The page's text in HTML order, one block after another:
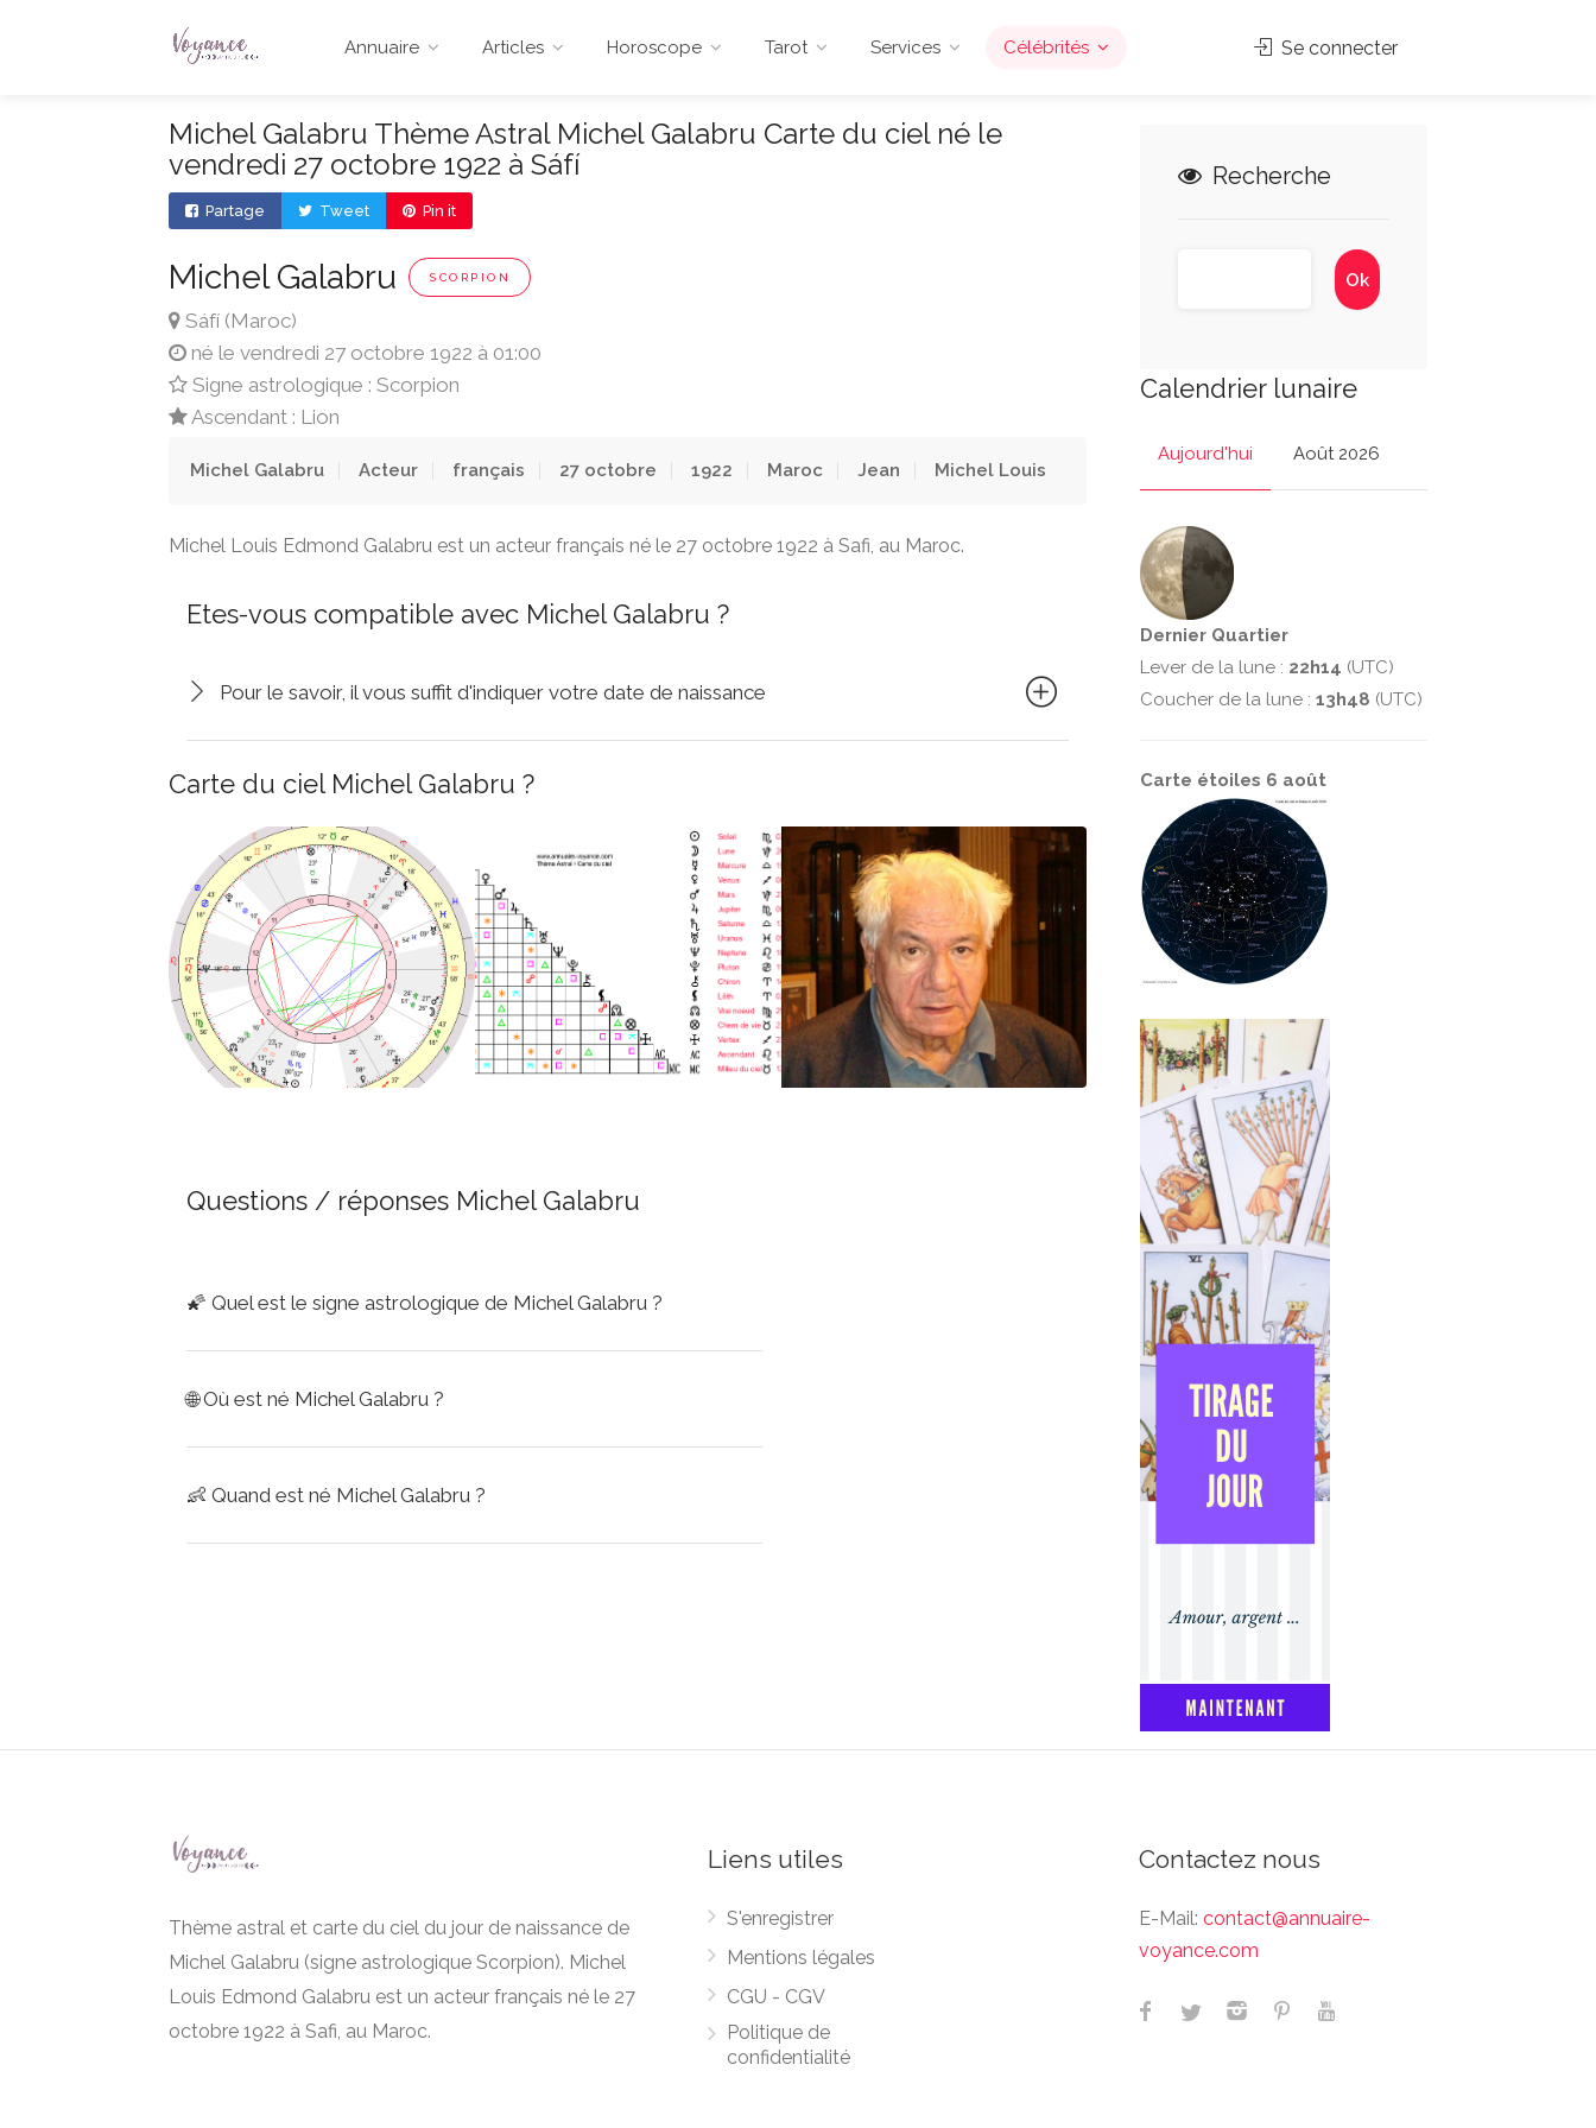
Annuaire Articles Horoscope Tarot Services Célébrités Se connecter
Michel Galabru Thème Astral Michel Galabru Carte du ciel né le
vendredi 27 octobre 1922 à Sáfí
Partage Tweet Pin it
Michel Galabru SCORPION
Sáfí (Maroc)
né le vendredi 27 octobre 1922 à 01:00
Signe astrologique : Scorpion
Ascendant : Lion
Michel Galabru Acteur français 27 octobre 1922 Maroc Jean Michel Louis
Michel Louis Edmond Galabru est un acteur français né le 27 octobre 1922 à Safi, au Maroc.
Etes-vous compatible avec Michel Galabru ?
Pour le savoir, il vous suffit d'indiquer votre date de naissance
Carte du ciel Michel Galabru ?
Questions / réponses Michel Galabru
🌠 Quel est le signe astrologique de Michel Galabru ?
🌐Où est né Michel Galabru ?
👶 Quand est né Michel Galabru ?
Recherche
Calendrier lunaire
Aujourd'hui Août 2026
Dernier Quartier
Lever de la lune : 22h14 (UTC)
Coucher de la lune : 13h48 (UTC)
Carte étoiles 6 août
Thème astral et carte du ciel du jour de naissance de
Michel Galabru (signe astrologique Scorpion). Michel
Louis Edmond Galabru est un acteur français né le 27
octobre 1922 à Safi, au Maroc.
Liens utiles
S'enregistrer
Mentions légales
CGU - CGV
Politique de
confidentialité
Contactez nous
E-Mail: contact@annuaire-
voyance.com